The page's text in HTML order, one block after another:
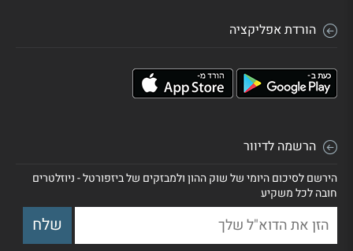
הורדת אפליקציה
הרשמה לדיוור
הירשם לסיכום היומי של שוק ההון ולמבזקים של ביזפורטל - ניוזלטרים
חובה לכל משקיע